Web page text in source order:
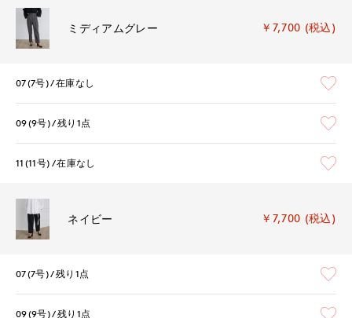
ミディアムグレー ￥7,700 (税込)
07(7号) 在庫なし
09(9号) 残り1点
11(11号) 在庫なし
ネイビー ￥7,700 (税込)
07(7号) 残り1点
09(9号) 残り1点